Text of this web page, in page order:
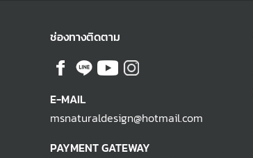
ช่องทางติดตาม
E-MAIL
msnaturaldesign@hotmail.com
PAYMENT GATEWAY